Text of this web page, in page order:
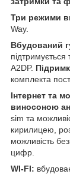
Три режими
Way.
Вбудований
A2DP.
комплекта
Інтернет та
виносоною
sim та
кирилицею,
можливість
цифр.
WI-FI: